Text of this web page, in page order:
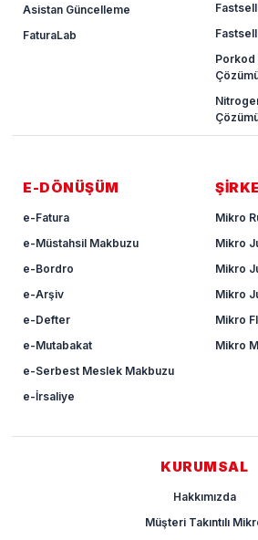
Asistan Güncelleme
FaturaLab
Fastsell
Porkod
E-DÖNÜŞÜM
e-Fatura
e-Müstahsil Makbuzu
e-Bordro
e-Arşiv
e-Defter
e-Mutabakat
e-Serbest Meslek Makbuzu
e-İrsaliye
Mikro
Mikro
Mikro
Mikro
Mikro
Mikro
KURUMSAL
Hakkımızda
Müşteri Takıntılı